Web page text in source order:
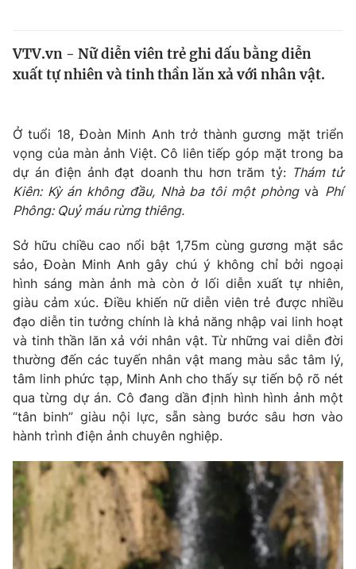
Tin tức
Thế giới đó đây
Câu chuyện quốc tế
Kinh tế
Tài chính
Thị trường
Dữ liệu và đời sống
Phim VTV
Hậu trường
Nhân vật
Khán giả
Giải sao mai
Giải trí
Điện ảnh
Âm nhạc
Sao
Đời sống
Du lịch
Làm đẹp
Chất lượng cuộc sống
Giáo dục
Tuyển sinh
Học trực tuyến
Công nghệ
Hitech Công nghệ tương lai
Sản phẩm
Thị trường
Tư vấn
Giao lưu trực tuyến
Lịch phát sóng
Chuyên mục khác
VTV.vn - Nữ diễn viên trẻ ghi dấu bằng diễn
xuất tự nhiên và tinh thần lăn xả với nhân vật.
Ở tuổi 18, Đoàn Minh Anh trở thành gương mặt triển
vọng của màn ảnh Việt. Cô liên tiếp góp mặt trong ba
dự án điện ảnh đạt doanh thu hơn trăm tỷ: Thám tử
Kiên: Kỳ án không đầu, Nhà ba tôi một phòngvà Phí
Phông: Quỷ máu rừng thiêng.
Sở hữu chiều cao nổi bật 1,75m cùng gương mặt sắc
sảo, Đoàn Minh Anh gây chú ý không chỉ bởi ngoại
hình sáng màn ảnh mà còn ở lối diễn xuất tự nhiên,
giàu cảm xúc. Điều khiến nữ diễn viên trẻ được nhiều
đạo diễn tin tưởng chính là khả năng nhập vai linh hoạt
và tinh thần lăn xả với nhân vật. Từ những vai diễn đời
thường đến các tuyến nhân vật mang màu sắc tâm lý,
tâm linh phức tạp, Minh Anh cho thấy sự tiến bộ rõ nét
qua từng dự án. Cô đang dần định hình hình ảnh một
“tân binh” giàu nội lực, sẵn sàng bước sâu hơn vào
hành trình điện ảnh chuyên nghiệp.